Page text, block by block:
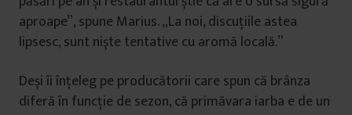
aproape”, spune Marius. „La noi, discuțiile astea
lipsesc, sunt niște tentative cu aromă locală.”
Deși îi înțeleg pe producătorii care spun că brânza
diferă în funcție de sezon, că primăvara iarba e de un